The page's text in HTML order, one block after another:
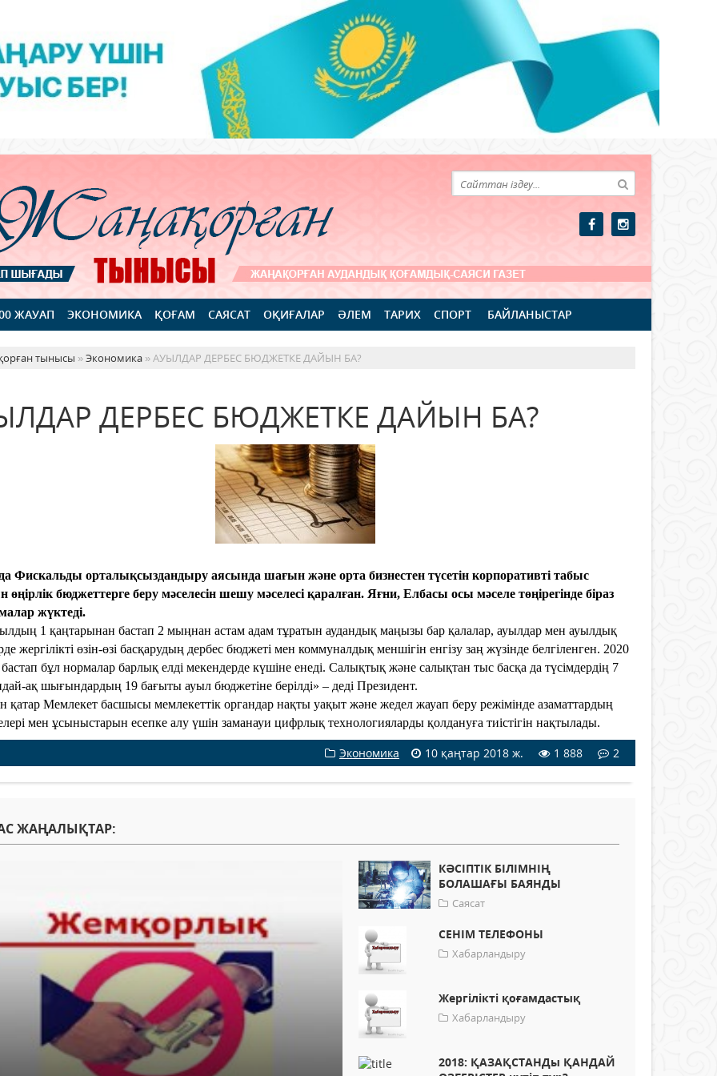
ЖАУАП ЭКОНОМИКА ҚОҒАМ САЯСАТ ОҚИҒАЛАР ӘЛЕМ ТАРИХ СПОРТ БАЙЛАНЫСТАР
тынысы »Экономика » АУЫЛДАР ДЕРБЕС БЮДЖЕТКЕ ДАЙЫН БА?
ДЕРБЕС БЮДЖЕТКЕ ДАЙЫН БА?
Фискальды орталықсыздандыру аясында шағын және орта бизнестен түсетін корпоративті табыс
өңірлік бюджеттерге беру мәселесін шешу мәселесі қаралған. Яғни, Елбасы осы мәселе төңірегінде біраз
жүктеді.
1 қаңтарынан бастап 2 мыңнан астам адам тұратын аудандық маңызы бар қалалар, ауылдар мен ауылдық
жергілікті өзін-өзі басқарудың дербес бюджеті мен коммуналдық меншігін енгізу заң жүзінде белгіленген. 2020
бұл нормалар барлық елді мекендерде күшіне енеді. Салықтық және салықтан тыс басқа да түсімдердің 7
ақ шығындардың 19 бағыты ауыл бюджетіне берілді» – деді Президент.
қатар Мемлекет басшысы мемлекеттік органдар нақты уақыт және жедел жауап беру режімінде азаматтардың
мен ұсыныстарын есепке алу үшін заманауи цифрлық технологияларды қолдануға тиістігін нақтылады.
Экономика 10 қаңтар 2018 ж. 1 888 2
ЖАҢАЛЫҚТАР:
КӘСІПТІК БІЛІМНІҢ
БОЛАШАҒЫ БАЯНДЫ
Саясат
СЕНІМ ТЕЛЕФОНЫ
Хабарландыру
Жергілікті қоғамдастық
Хабарландыру
2018: ҚАЗАҚСТАНДы ҚАНДАЙ